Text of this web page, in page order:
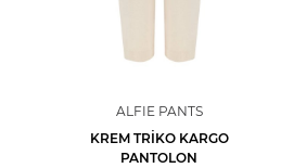
ALFIE PANTS
KREM TRIKO KARGO
PANTOLON